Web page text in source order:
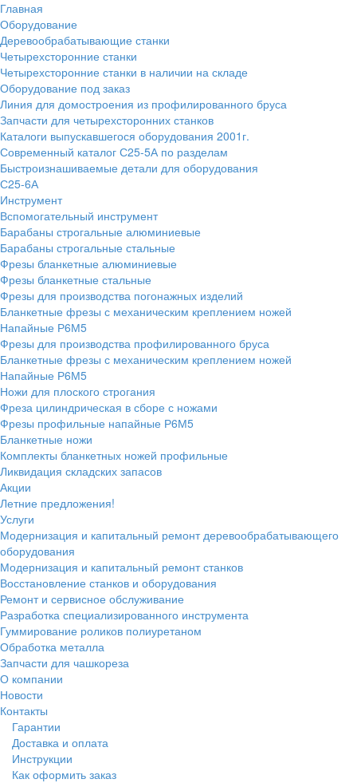
Главная
Оборудование
Деревообрабатывающие станки
Четырехсторонние станки
Четырехсторонние станки в наличии на складе
Оборудование под заказ
Линия для домостроения из профилированного бруса
Запчасти для четырехсторонних станков
Каталоги выпускавшегося оборудования 2001г.
Современный каталог С25-5А по разделам
Быстроизнашиваемые детали для оборудования
С25-6А
Инструмент
Вспомогательный инструмент
Барабаны строгальные алюминиевые
Барабаны строгальные стальные
Фрезы бланкетные алюминиевые
Фрезы бланкетные стальные
Фрезы для производства погонажных изделий
Бланкетные фрезы с механическим креплением ножей
Напайные Р6М5
Фрезы для производства профилированного бруса
Бланкетные фрезы с механическим креплением ножей
Напайные Р6М5
Ножи для плоского строгания
Фреза цилиндрическая в сборе с ножами
Фрезы профильные напайные Р6М5
Бланкетные ножи
Комплекты бланкетных ножей профильные
Ликвидация складских запасов
Акции
Летние предложения!
Услуги
Модернизация и капитальный ремонт деревообрабатывающего
оборудования
Модернизация и капитальный ремонт станков
Восстановление станков и оборудования
Ремонт и сервисное обслуживание
Разработка специализированного инструмента
Гуммирование роликов полиуретаном
Обработка металла
Запчасти для чашкореза
О компании
Новости
Контакты
Гарантии
Доставка и оплата
Инструкции
Как оформить заказ